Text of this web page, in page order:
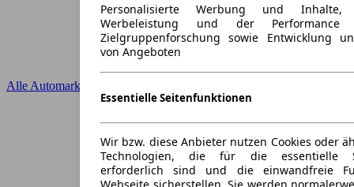
Personalisierte Werbung und Inhalte,
Werbeleistung und der
Zielgruppenforschung sowie Entwicklung
von Angeboten
Essentielle Seitenfunktionen
Wir bzw. diese Anbieter nutzen Cookies oder
Technologien, die für die essentielle
erforderlich sind und die einwandfreie
Alle Automarken